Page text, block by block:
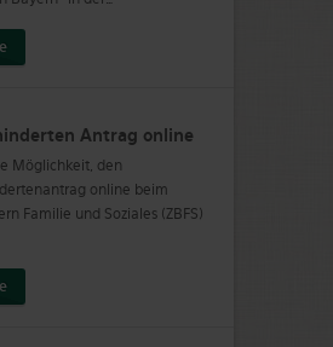
Antrag online
Möglichkeit, den
online beim
Familie und Soziales (ZBFS)